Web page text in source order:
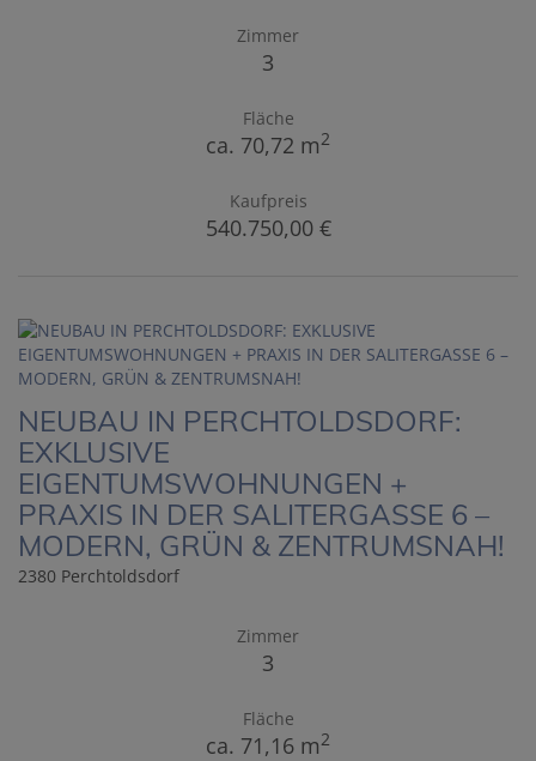
Zimmer
3
Fläche
ca. 70,72 m2
Kaufpreis
540.750,00 €
NEUBAU IN PERCHTOLDSDORF:
EXKLUSIVE
EIGENTUMSWOHNUNGEN +
PRAXIS IN DER SALITERGASSE 6 –
MODERN, GRÜN & ZENTRUMSNAH!
2380 Perchtoldsdorf
Zimmer
3
Fläche
ca. 71,16 m2